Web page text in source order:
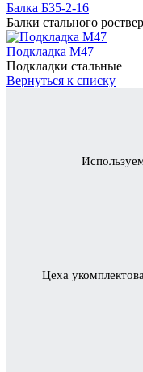
Балка Б35-2-16
Балки стального
Подкладка М47
Подкладки стальные
Вернуться к списку
Цеха